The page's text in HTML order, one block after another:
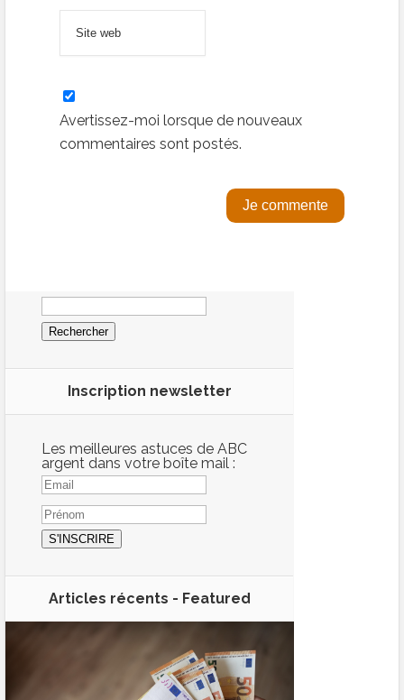
Avertissez-moi lorsque de nouveaux
commentaires sont postés.
Rechercher :
Inscription newsletter
Les meilleures astuces de ABC
argent dans votre boîte mail :
Articles récents - Featured